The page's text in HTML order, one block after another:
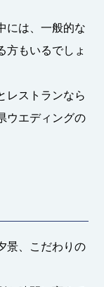
には、一般的な
方もいるでしょ
レストランなら
ウエディングの
景、こだわりの